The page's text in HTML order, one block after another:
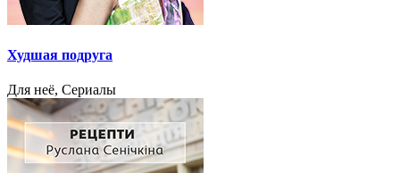
Худшая подруга
Для неё, Сериалы